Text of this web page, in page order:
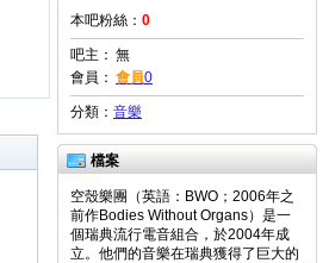
本吧粉絲： 0
吧主： 無
會員： 會員0
分類： 音樂
檔案
空殼樂團（英語：BWO；2006年之
前作Bodies Without Organs）是一
個瑞典流行電音組合，於2004年成
立。他們的音樂在瑞典獲得了巨大的